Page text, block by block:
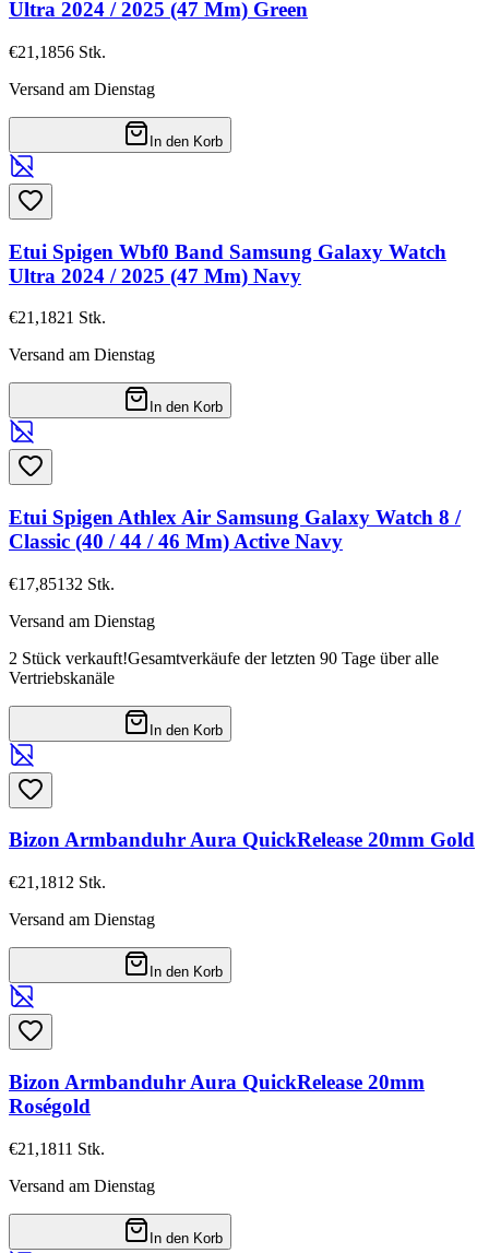
Ultra 2024 / 2025 (47 Mm) Green
€21,1856 Stk.
Versand am Dienstag
In den Korb
Etui Spigen Wbf0 Band Samsung Galaxy Watch
Ultra 2024 / 2025 (47 Mm) Navy
€21,1821 Stk.
Versand am Dienstag
In den Korb
Etui Spigen Athlex Air Samsung Galaxy Watch 8 /
Classic (40 / 44 / 46 Mm) Active Navy
€17,85132 Stk.
Versand am Dienstag
2 Stück verkauft!Gesamtverkäufe der letzten 90 Tage über alle
Vertriebskanäle
In den Korb
Bizon Armbanduhr Aura QuickRelease 20mm Gold
€21,1812 Stk.
Versand am Dienstag
In den Korb
Bizon Armbanduhr Aura QuickRelease 20mm
Roségold
€21,1811 Stk.
Versand am Dienstag
In den Korb